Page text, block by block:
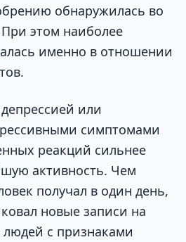
обнаружилась во
При этом наиболее
именно в отношении
или
симптомами
реакций сильнее
активность. Чем
получал в один день,
новые записи на
с признаками